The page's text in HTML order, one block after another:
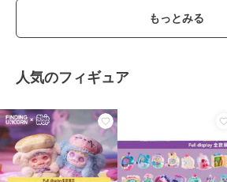
もっとみる
人気のフィギュア